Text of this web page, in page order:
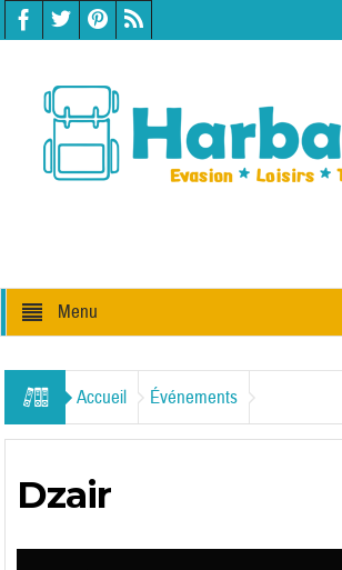
Menu
Accueil Événements
Dzair